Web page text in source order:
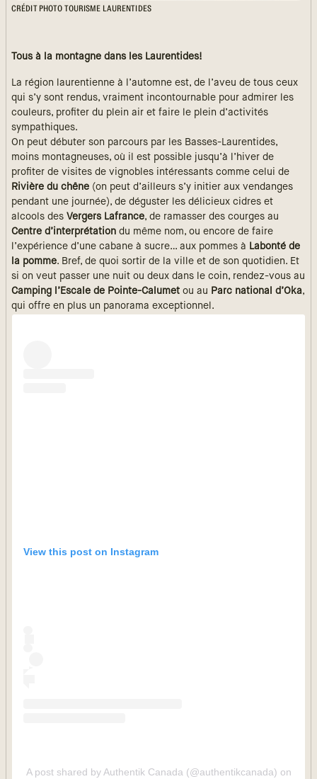
CRÉDIT PHOTO TOURISME LAURENTIDES
Tous à la montagne dans les Laurentides!
La région laurentienne à l’automne est, de l’aveu de tous ceux
qui s’y sont rendus, vraiment incontournable pour admirer les
couleurs, profiter du plein air et faire le plein d’activités
sympathiques.
On peut débuter son parcours par les Basses-Laurentides,
moins montagneuses, où il est possible jusqu’à l’hiver de
profiter de visites de vignobles intéressants comme celui de
Rivière du chêne (on peut d’ailleurs s’y initier aux vendanges
pendant une journée), de déguster les délicieux cidres et
alcools des Vergers Lafrance, de ramasser des courges au
Centre d’interprétation du même nom, ou encore de faire
l’expérience d’une cabane à sucre… aux pommes à Labonté de
la pomme. Bref, de quoi sortir de la ville et de son quotidien. Et
si on veut passer une nuit ou deux dans le coin, rendez-vous au
Camping l’Escale de Pointe-Calumet ou au Parc national d’Oka,
qui offre en plus un panorama exceptionnel.
View this post on Instagram
A post shared by Authentik Canada (@authentikcanada) on